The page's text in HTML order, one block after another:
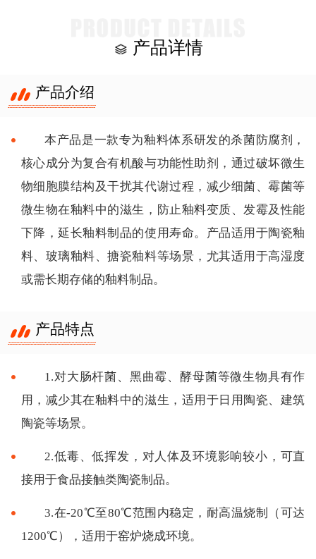
产品详情
产品介绍
本产品是一款专为釉料体系研发的杀菌防腐剂，
核心成分为复合有机酸与功能性助剂，通过破坏微生
物细胞膜结构及干扰其代谢过程，减少细菌、霉菌等
微生物在釉料中的滋生，防止釉料变质、发霉及性能
下降，延长釉料制品的使用寿命。产品适用于陶瓷釉
料、玻璃釉料、搪瓷釉料等场景，尤其适用于高湿度
或需长期存储的釉料制品。
产品特点
1.对大肠杆菌、黑曲霉、酵母菌等微生物具有作
用，减少其在釉料中的滋生，适用于日用陶瓷、建筑
陶瓷等场景。
2.低毒、低挥发，对人体及环境影响较小，可直
接用于食品接触类陶瓷制品。
3.在-20℃至80℃范围内稳定，耐高温烧制（可达
1200℃），适用于窑炉烧成环境。